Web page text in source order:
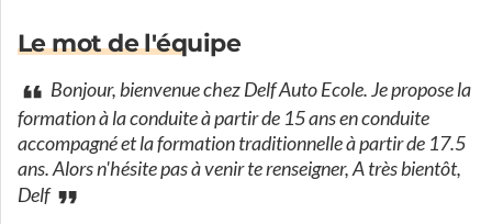
Le mot de l'équipe
Bonjour, bienvenue chez Delf Auto Ecole. Je propose la
formation à la conduite à partir de 15 ans en conduite
accompagné et la formation traditionnelle à partir de 17.5
ans. Alors n'hésite pas à venir te renseigner, A très bientôt,
Delf